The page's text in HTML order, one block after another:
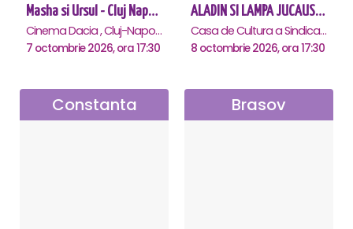
Masha si Ursul - Cluj Napoca
Cinema Dacia , Cluj-Napoca
7 octombrie 2026, ora 17:30
ALADIN SI LAMPA JUCAUSA - Constanta - ANULAT
Casa de Cultura a Sindicatelor - Sala Mare, Constanta
8 octombrie 2026, ora 17:30
Constanta Brasov